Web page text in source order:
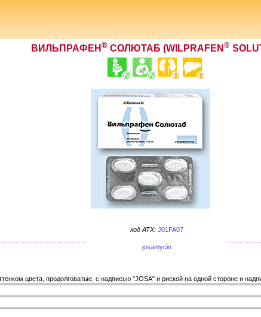
ВИЛЬПРАФЕН ® СОЛЮТАБ (WILPRAFEN ®
код ATX: J01FA07
josamycin
цвета, продолговатые, с надписью "JOSA" и риской на одной стороне и